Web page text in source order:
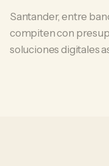
Santander, entre
compiten con
soluciones digitales